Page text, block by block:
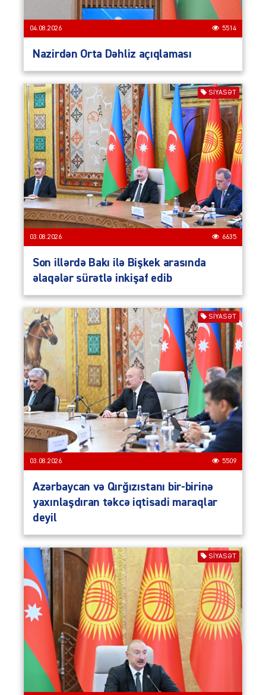
04.08.2026 5514
Nazirdən Orta Dəhliz açıqlaması
SIYASƏT
03.08.2026 6635
Son illərdə Bakı ilə Bişkek arasında
əlaqələr sürətlə inkişaf edib
SIYASƏT
03.08.2026 5509
Azərbaycan və Qırğızıstanı bir-birinə
yaxınlaşdıran təkcə iqtisadi maraqlar
deyil
SIYASƏT